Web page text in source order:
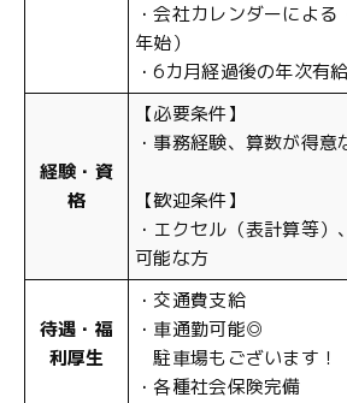
・会社カレンダーによ
年始）
・6カ月経過後の年次有
経験・資
格
【必要条件】
・事務経験、算数が得意
【歓迎条件】
・エクセル（表計算等
可能な方
待遇・福
利厚生
・交通費支給
・車通勤可能◎
駐車場もございます！
・各種社会保険完備